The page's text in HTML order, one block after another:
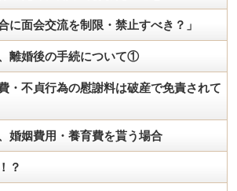
に面会交流を制限・禁止すべき？」
離婚後の手続について①
・不貞行為の慰謝料は破産で免責されて
婚姻費用・養育費を貰う場合
？